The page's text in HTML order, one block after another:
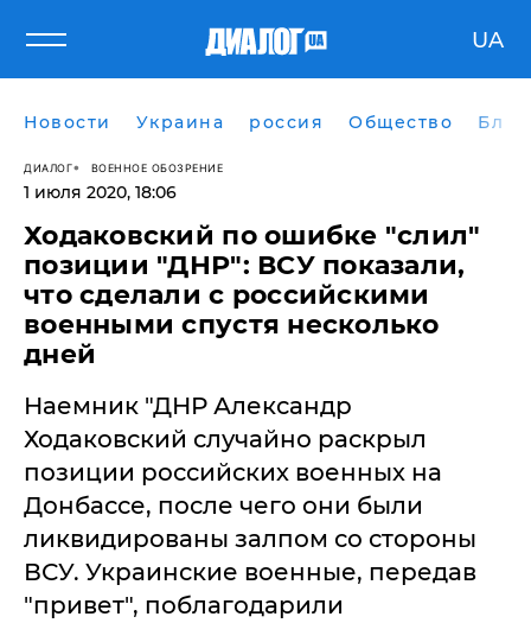
UA
Новости Украина россия Общество
ДИАЛОГ ВОЕННОЕ ОБОЗРЕНИЕ
1 июля 2020, 18:06
Ходаковский по ошибке "слил"
позиции "ДНР": ВСУ показали,
что сделали с российскими
военными спустя несколько
дней
​Наемник "ДНР Александр
Ходаковский случайно раскрыл
позиции российских военных на
Донбассе, после чего они были
ликвидированы залпом со стороны
ВСУ. Украинские военные, передав
"привет", поблагодарили